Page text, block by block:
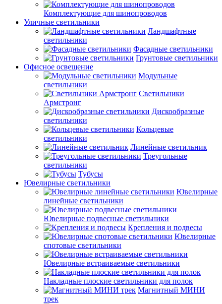
Комплектующие для шинопроводов
Уличные светильники
Ландшафтные
светильники
Фасадные светильники
Грунтовые светильники
Офисное освещение
Модульные
светильники
Светильники
Армстронг
Дискообразные
светильники
Кольцевые
светильники
Линейные светильник
Треугольные
светильники
Тубусы
Ювелирные светильники
Ювелирные
линейные светильники
Ювелирные подвесные светильники
Крепления и подвесы
Ювелирные
спотовые светильники
Ювелирные встраиваемые светильники
Накладные плоские светильники для полок
Магнитный МИНИ
трек